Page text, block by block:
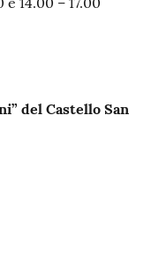
del Castello San